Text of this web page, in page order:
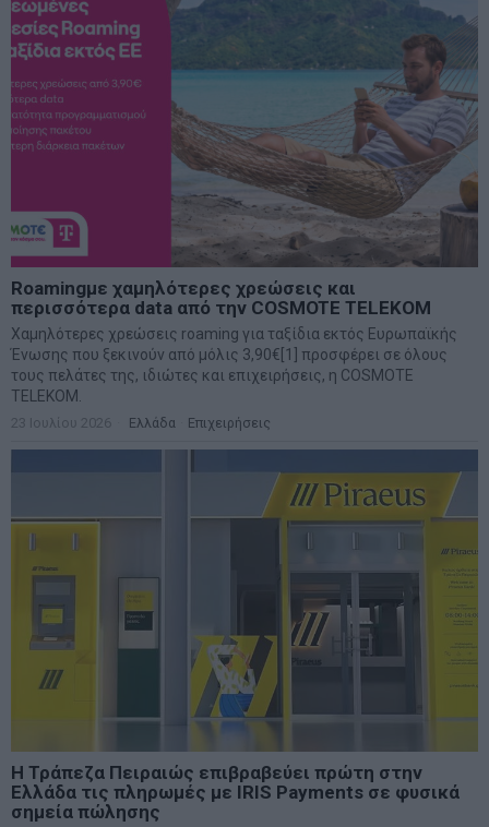
Roamingμε χαμηλότερες χρεώσεις και
περισσότερα data από την COSMOTE TELEKOM
Χαμηλότερες χρεώσεις roaming για ταξίδια εκτός Ευρωπαϊκής
Ένωσης που ξεκινούν από μόλις 3,90€[1] προσφέρει σε όλους
τους πελάτες της, ιδιώτες και επιχειρήσεις, η COSMOTE
TELEKOM.
23 Ιουλίου 2026 Ελλάδα Επιχειρήσεις
Η Τράπεζα Πειραιώς επιβραβεύει πρώτη στην
Ελλάδα τις πληρωμές με IRIS Payments σε φυσικά
σημεία πώλησης